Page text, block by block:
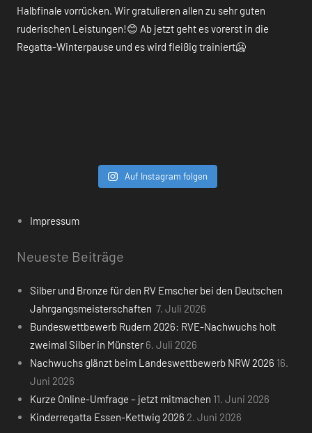
Auf Instagram folgen
Impressum
Neueste Beiträge
Silber und Bronze für den RV Emscher bei den Deutschen
Jahrgangsmeisterschaften 7. Juli 2026
Bundeswettbewerb Rudern 2026: RVE-Nachwuchs holt
zweimal Silber in Münster 6. Juli 2026
Nachwuchs glänzt beim Landeswettbewerb NRW 2026 16.
Juni 2026
Kurze Online-Umfrage – jetzt mitmachen 11. Juni 2026
Kinderregatta Essen-Kettwig 2026 2. Juni 2026